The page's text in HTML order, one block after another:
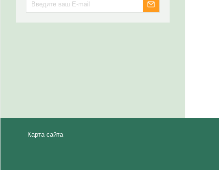
Карта сайта